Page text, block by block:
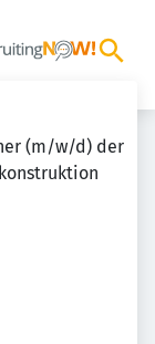
(m/w/d) der